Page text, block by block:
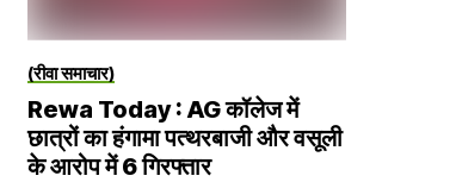
(रीवा समाचार)
Rewa Today : AG कॉलेज में
छात्रों का हंगामा पत्थरबाजी और वसूली
के आरोप में 6 गिरफ्तार